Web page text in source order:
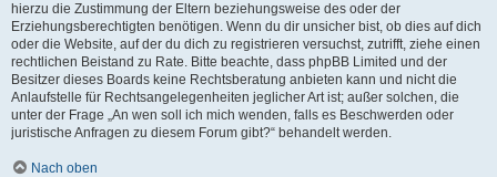
hierzu die Zustimmung der Eltern beziehungsweise des oder der
Erziehungsberechtigten benötigen. Wenn du dir unsicher bist, ob dies auf dich
oder die Website, auf der du dich zu registrieren versuchst, zutrifft, ziehe einen
rechtlichen Beistand zu Rate. Bitte beachte, dass phpBB Limited und der
Besitzer dieses Boards keine Rechtsberatung anbieten kann und nicht die
Anlaufstelle für Rechtsangelegenheiten jeglicher Art ist; außer solchen, die
unter der Frage „An wen soll ich mich wenden, falls es Beschwerden oder
juristische Anfragen zu diesem Forum gibt?“ behandelt werden.
Nach oben